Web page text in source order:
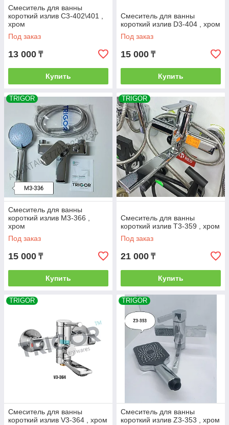
Смеситель для ванны
короткий излив C3-402\401 ,
хром
Под заказ
13 000 ₸
Купить
Смеситель для ванны
короткий излив D3-404 , хром
Под заказ
15 000 ₸
Купить
TRIGOR
Смеситель для ванны
короткий излив M3-366 ,
хром
Под заказ
15 000 ₸
Купить
TRIGOR
Смеситель для ванны
короткий излив T3-359 , хром
Под заказ
21 000 ₸
Купить
TRIGOR
Смеситель для ванны
короткий излив V3-364 , хром
TRIGOR
Смеситель для ванны
короткий излив Z3-353 , хром